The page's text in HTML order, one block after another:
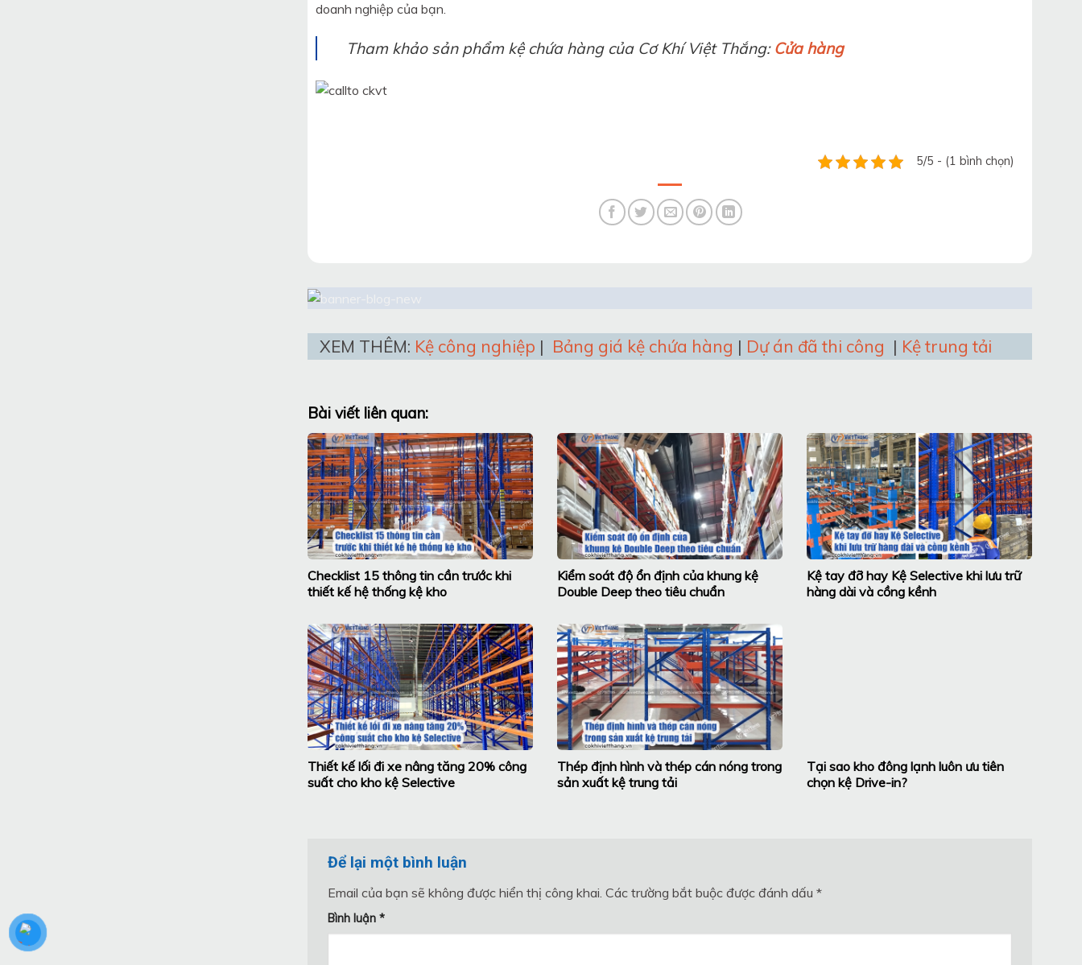
doanh nghiệp của bạn.
Tham khảo sản phẩm kệ chứa hàng của Cơ Khí Việt Thắng: Cửa hàng
5/5 - (1 bình chọn)
XEM THÊM: Kệ công nghiệp | Bảng giá kệ chứa hàng | Dự án đã thi công | Kệ trung tải
Bài viết liên quan:
Checklist 15 thông tin cần trước khi
thiết kế hệ thống kệ kho
Kiểm soát độ ổn định của khung kệ
Double Deep theo tiêu chuẩn
Kệ tay đỡ hay Kệ Selective khi lưu trữ
hàng dài và cồng kềnh
Thiết kế lối đi xe nâng tăng 20% công
suất cho kho kệ Selective
Thép định hình và thép cán nóng trong
sản xuất kệ trung tải
Tại sao kho đông lạnh luôn ưu tiên
chọn kệ Drive-in?
Để lại một bình luận
Email của bạn sẽ không được hiển thị công khai. Các trường bắt buộc được đánh dấu *
Bình luận *